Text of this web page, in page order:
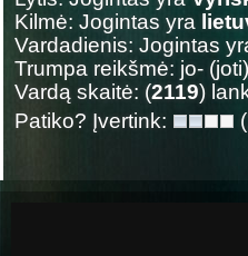
Kilmė: Jogintas yra
Vardadienis: Jogintas
Trumpa reikšmė: jo-
Vardą skaitė: (2119)
Patiko? Įvertink:
(